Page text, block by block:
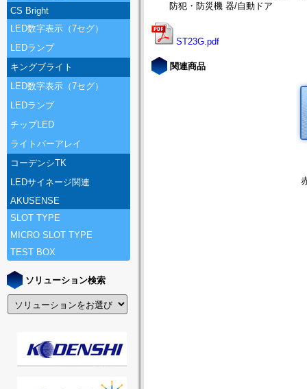
CS Bright
LED数字表示（7セグ）
LEDランプ
キングブライト
LED数字表示（7セグ）
LEDランプ
チップLED
ライトバーアレイ
コーデンシTK
LEDサイネージ関連
AKUSENSE
SLOT TYPE
MICRO SLOT TYPE
TEST BOX
ソリューション検索
防犯・防災機 器/自動ドア
ST23G.pdf
関連商品